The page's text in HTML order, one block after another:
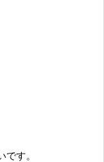
す。